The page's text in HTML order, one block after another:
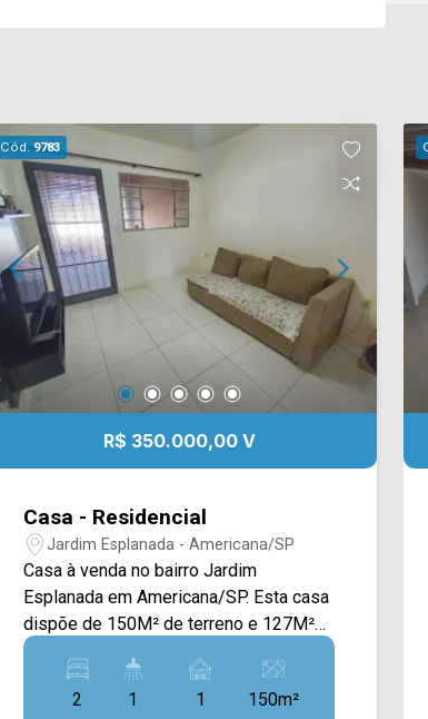
Cód. 9783
R$ 350.000,00 V
Casa - Residencial
Jardim Esplanada - Americana/SP
Casa à venda no bairro Jardim
Esplanada em Americana/SP. Esta casa
dispõe de 150M² de terreno e 127M²
de construção, possuindo sala de estar
e de jantar integradas com a cozinha
com armários, quintal e área de serviço
2
1
1
150m²